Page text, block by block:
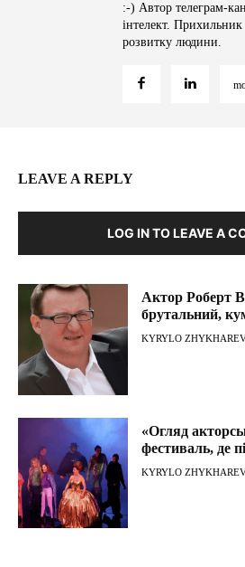
:-) Автор телеграм-
інтелект.
розвитку людини.
LEAVE A REPLY
LOG IN TO LEAVE A
Актор Роберт
брутальний,
KYRYLO
«Огляд
фестиваль, де
KYRYLO